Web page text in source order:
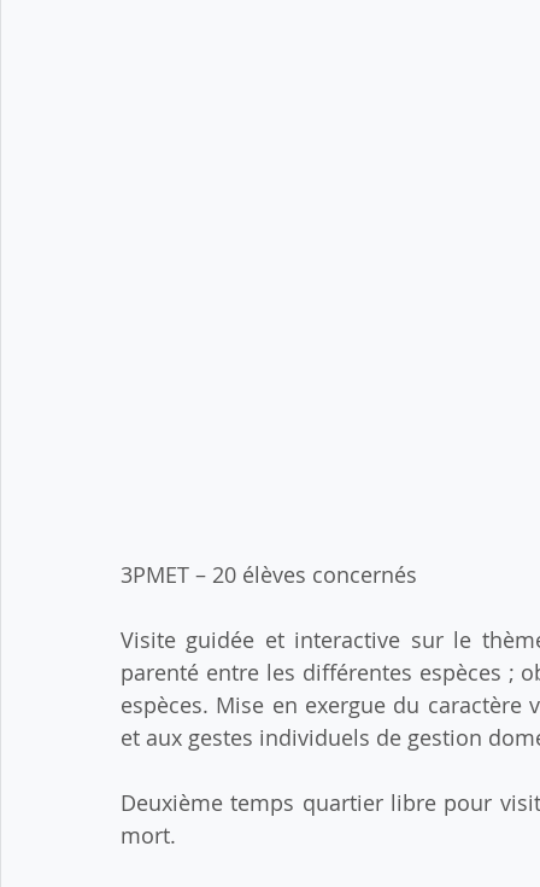
3PMET – 20 élèves concernés
Visite guidée et interactive sur le
parenté entre les différentes espèces ;
espèces. Mise en exergue du
et aux gestes individuels de gestion
Deuxième temps quartier libre pour
mort.